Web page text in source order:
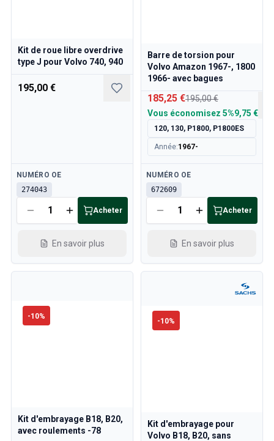
Kit de roue libre overdrive
type J pour Volvo 740, 940
195,00 €
Disponible
NUMÉRO OE
274043
Acheter
En savoir plus
Barre de torsion pour
Volvo Amazon 1967-, 1800
1966- avec bagues
185,25 €195,00 €
Vous économisez 5%9,75 €
120, 130, P1800, P1800ES
Année:1967-
Disponible
NUMÉRO OE
672609
Acheter
En savoir plus
-10%
Kit d'embrayage B18, B20,
avec roulements -78
-10%
Kit d'embrayage pour
Volvo B18, B20, sans